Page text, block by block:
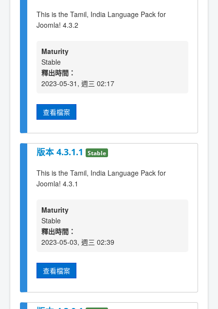
This is the Tamil, India Language Pack for
Joomla! 4.3.2
Maturity
Stable
釋出時間：
2023-05-31, 週三 02:17
查看檔案
版本 4.3.1.1 Stable
This is the Tamil, India Language Pack for
Joomla! 4.3.1
Maturity
Stable
釋出時間：
2023-05-03, 週三 02:39
查看檔案